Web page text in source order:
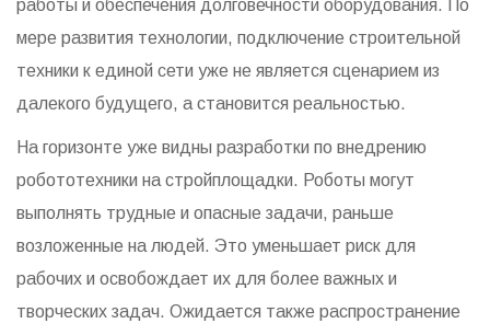
работы и обеспечения долговечности оборудования. По
мере развития технологии, подключение строительной
техники к единой сети уже не является сценарием из
далекого будущего, а становится реальностью.
На горизонте уже видны разработки по внедрению
робототехники на стройплощадки. Роботы могут
выполнять трудные и опасные задачи, раньше
возложенные на людей. Это уменьшает риск для
рабочих и освобождает их для более важных и
творческих задач. Ожидается также распространение